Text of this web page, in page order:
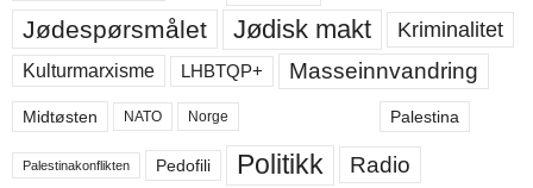
Jødespørsmålet Jødisk makt Kriminalitet
Kulturmarxisme LHBTQP+ Masseinnvandring
Midtøsten NATO Norge Palestina
Palestinakonflikten Pedofili Politikk Radio